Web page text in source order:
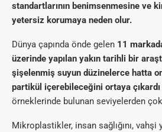
standartlarının benimsenmesine ve
yetersiz korumaya neden olur.
Dünya çapında önde gelen 11
üzerinde yapılan yakın tarihli bir
şişelenmiş suyun düzinelerce hatta
partikül içerebileceğini ortaya çıkardı
örneklerinde bulunan seviyelerden
Mikroplastikler, insan sağlığını, vahşi